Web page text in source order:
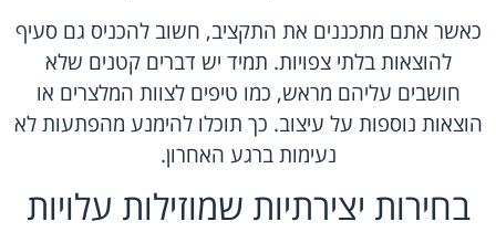
כאשר אתם מתכננים את התקציב, חשוב להכניס גם סעיף
להוצאות בלתי צפויות. תמיד יש דברים קטנים שלא
חושבים עליהם מראש, כמו טיפים לצוות המלצרים או
הוצאות נוספות על עיצוב. כך תוכלו להימנע מהפתעות לא
נעימות ברגע האחרון.
בחירות יצירתיות שמוזילות עלויות